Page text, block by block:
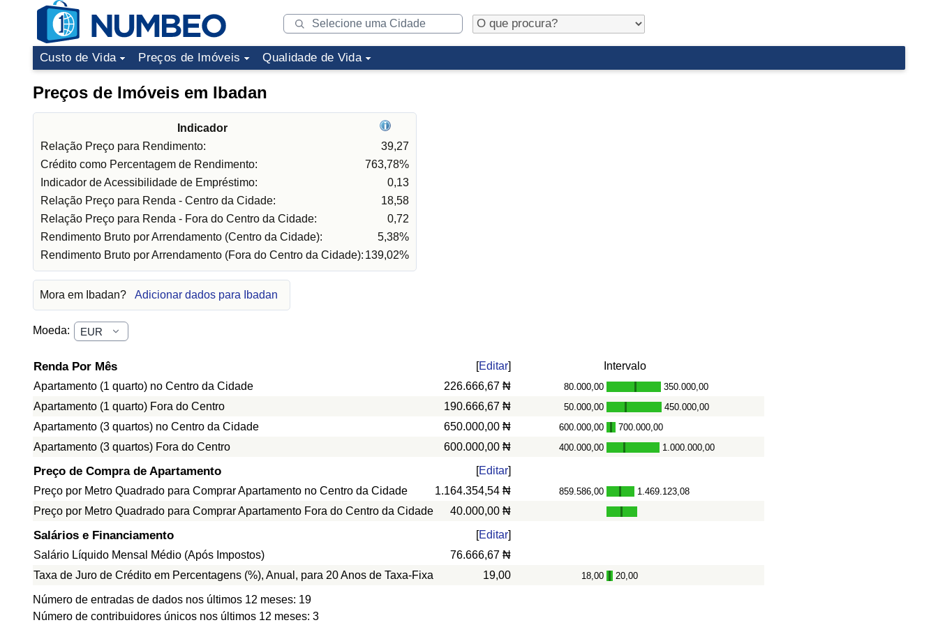
Custo de Vida Preços de Imóveis Qualidade de Vida
Preços de Imóveis em Ibadan
Indicador
Relação Preço para Rendimento:
39,27
Crédito como Percentagem de Rendimento:
763,78%
Indicador de Acessibilidade de Empréstimo:
0,13
Relação Preço para Renda - Centro da Cidade:
18,58
Relação Preço para Renda - Fora do Centro da Cidade:
0,72
Rendimento Bruto por Arrendamento (Centro da Cidade):
5,38%
Rendimento Bruto por Arrendamento (Fora do Centro da Cidade): 139,02%
Mora em Ibadan? Adicionar dados para Ibadan
Moeda:
Renda Por Mês [Editar]
Intervalo
Apartamento (1 quarto) no Centro da Cidade
226.666,67 ₦ 80.000,00 - 350.000,00
Apartamento (1 quarto) Fora do Centro 190.666,67 ₦ 50.000,00 - 450.000,00
Apartamento (3 quartos) no Centro da Cidade 650.000,00 ₦ 600.000,00 - 700.000,00
Apartamento (3 quartos) Fora do Centro 600.000,00 ₦ 400.000,00 - 1.000.000,00
Preço de Compra de Apartamento [Editar]
Preço por Metro Quadrado para Comprar Apartamento no Centro da Cidade
1.164.354,54 ₦ 859.586,00 - 1.469.123,08
Preço por Metro Quadrado para Comprar Apartamento Fora do Centro da Cidade 40.000,00 ₦
Salários e Financiamento [Editar]
Salário Líquido Mensal Médio (Após Impostos)
76.666,67 ₦
Taxa de Juro de Crédito em Percentagens (%), Anual, para 20 Anos de Taxa-Fixa
19,00 18,00 - 20,00
Número de entradas de dados nos últimos 12 meses: 19
Número de contribuidores únicos nos últimos 12 meses: 3